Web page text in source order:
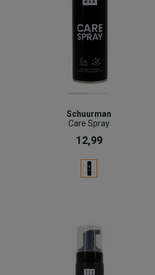
Schuurman
Care Spray
12,99